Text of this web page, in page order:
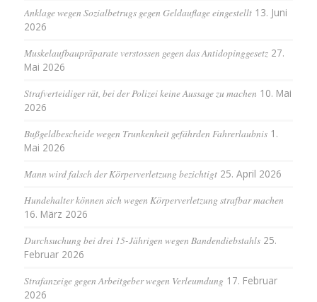
Anklage wegen Sozialbetrugs gegen Geldauflage eingestellt 13. Juni
2026
Muskelaufbaupräparate verstossen gegen das Antidopinggesetz 27.
Mai 2026
Strafverteidiger rät, bei der Polizei keine Aussage zu machen 10. Mai
2026
Bußgeldbescheide wegen Trunkenheit gefährden Fahrerlaubnis 1.
Mai 2026
Mann wird falsch der Körperverletzung bezichtigt 25. April 2026
Hundehalter können sich wegen Körperverletzung strafbar machen
16. März 2026
Durchsuchung bei drei 15-Jährigen wegen Bandendiebstahls 25.
Februar 2026
Strafanzeige gegen Arbeitgeber wegen Verleumdung 17. Februar
2026